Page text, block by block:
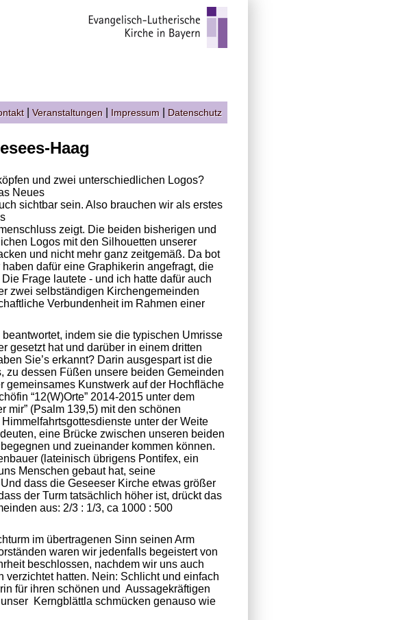
| Veranstaltungen Impressum Datenschutz
Haag
und zwei unterschiedlichen Logos?
Neues
sichtbar sein. Also brauchen wir als erstes
zeigt. Die beiden bisherigen und
Logos mit den Silhouetten unserer
und nicht mehr ganz zeitgemäß. Da bot
dafür eine Graphikerin angefragt, die
Frage lautete - und ich hatte dafür auch
zwei selbständigen Kirchengemeinden
Verbundenheit im Rahmen einer
indem sie die typischen Umrisse
gesetzt hat und darüber in einem dritten
Sie’s erkannt? Darin ausgespart ist die
zu dessen Füßen unsere beiden Gemeinden
gemeinsames Kunstwerk auf der Hochfläche
“12(W)Orte” 2014-2015 unter dem
mir” (Psalm 139,5) mit den schönen
unter der Weite
eine Brücke zwischen unseren beiden
und zueinander kommen können.
(lateinisch übrigens Pontifex, ein
Menschen gebaut hat, seine
dass die Geseeser Kirche etwas größer
der Turm tatsächlich höher ist, drückt das
aus: 2/3 : 1/3, ca 1000 : 500
im übertragenen Sinn seinen Arm
waren wir jedenfalls begeistert von
beschlossen, nachdem wir uns auch
hatten. Nein: Schlicht und einfach
für ihren schönen und Aussagekräftigen
Kerngblättla schmücken genauso wie